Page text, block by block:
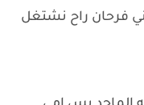
فرحان راح نشتغل